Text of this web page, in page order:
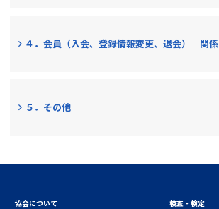
４．会員（入会、登録情報変更、退会） 関係
５．その他
協会について
検査・検定